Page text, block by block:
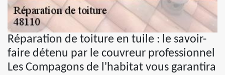
Réparation de toiture en tuile : le savoir-
faire détenu par le couvreur professionnel
Les Compagons de l'habitat vous garantira